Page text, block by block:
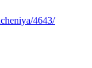
4643/